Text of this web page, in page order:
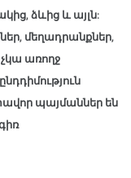
ձևից և այլն:
մեղադրանքներ,
չկա առողջ
պայմաններ են